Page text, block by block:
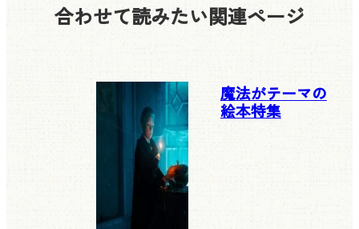
合わせて読みたい関連ページ
魔法がテーマの
絵本特集